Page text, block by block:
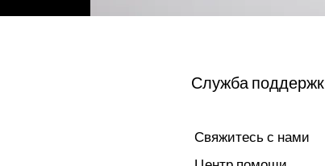
Служба
Свяжитесь с нами